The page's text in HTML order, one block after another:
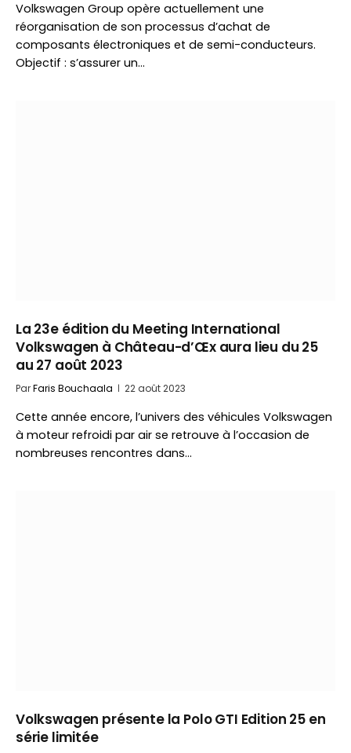
Volkswagen Group opère actuellement une
réorganisation de son processus d’achat de
composants électroniques et de semi-conducteurs.
Objectif : s’assurer un…
La 23e édition du Meeting International
Volkswagen à Château-d’Œx aura lieu du 25
au 27 août 2023
ParFaris Bouchaala 22 août 2023
Cette année encore, l’univers des véhicules Volkswagen
à moteur refroidi par air se retrouve à l’occasion de
nombreuses rencontres dans…
Volkswagen présente la Polo GTI Edition 25 en
série limitée